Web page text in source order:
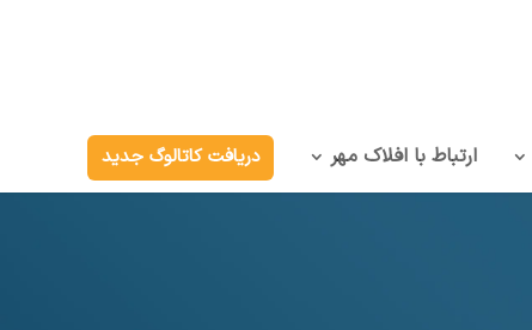
ارتباط با افلاک مهر دریافت کاتالوگ جدید